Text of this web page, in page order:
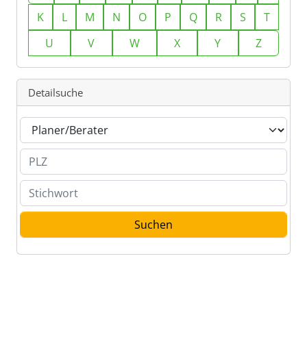
K
L M N O P Q R S
T
U
V W X Y Z
Detailsuche
Branche
PLZ
Stichwort